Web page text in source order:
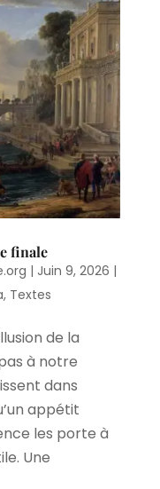
finale
| Juin 9, 2026 |
, Textes
de la
à notre
dans
appétit
les porte à
Une